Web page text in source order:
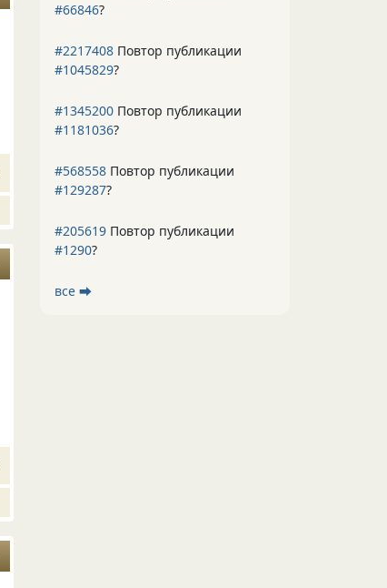
#66846?
#2217408 Повтор публикации
#1045829?
#1345200 Повтор публикации
#1181036?
#568558 Повтор публикации
#129287?
#205619 Повтор публикации
#1290?
все ⮕